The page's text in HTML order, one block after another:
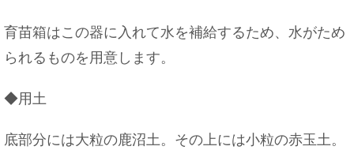
フリーターの彼氏と同棲をする時の注意点！心の準
育苗箱はこの器に入れて水を補給するため、水がため
られるものを用意します。
◆用土
底部分には大粒の鹿沼土。その上には小粒の赤玉土。